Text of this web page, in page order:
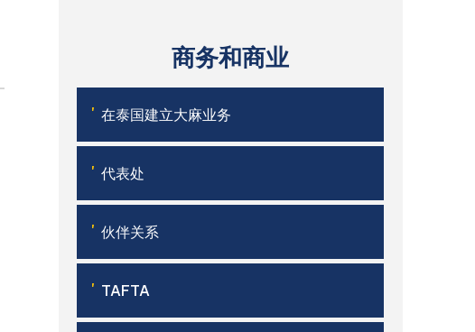
商务和商业
' 在泰国建立大麻业务
' 代表处
' 伙伴关系
' TAFTA